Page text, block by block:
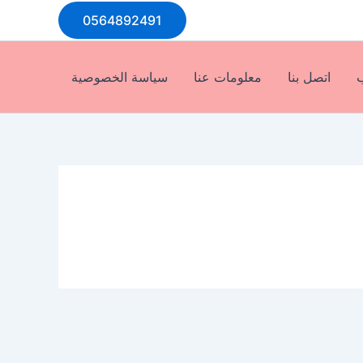
0564892491
اتصل بنا معلومات عنا سياسة الخصوصية